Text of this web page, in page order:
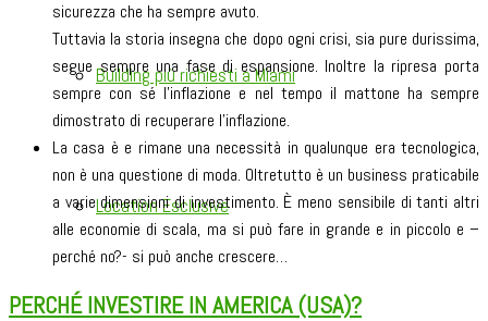
Building più richiesti a Miami
Location Esclusive
sicurezza che ha sempre avuto.
Tuttavia la storia insegna che dopo ogni crisi, sia pure durissima,
segue sempre una fase di espansione. Inoltre la ripresa porta
sempre con sé l’inflazione e nel tempo il mattone ha sempre
dimostrato di recuperare l’inflazione.
La casa è e rimane una necessità in qualunque era tecnologica,
non è una questione di moda. Oltretutto è un business praticabile
a varie dimensioni di investimento. È meno sensibile di tanti altri
alle economie di scala, ma si può fare in grande e in piccolo e –
perché no?- si può anche crescere…
PERCHÉ INVESTIRE IN AMERICA (USA)?